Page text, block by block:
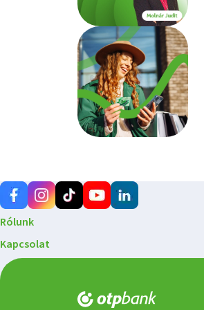
Rólunk
Kapcsolat